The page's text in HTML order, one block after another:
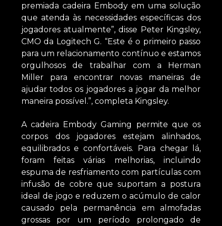
premiada cadeira Embody em uma solução
que atenda às necessidades específicas dos
jogadores atualmente”, disse Peter Kingsley,
CMO da Logitech G. “Este é o primeiro passo
para um relacionamento contínuo e estamos
orgulhosos de trabalhar com a Herman
Miller para encontrar novas maneiras de
ajudar todos os jogadores a jogar da melhor
maneira possível.”, completa Kingsley.
A cadeira Embody Gaming permite que os
corpos dos jogadores estejam alinhados,
equilibrados e confortáveis. Para chegar lá,
foram feitas várias melhorias, incluindo
espuma de resfriamento com partículas com
infusão de cobre que suportam a postura
ideal de jogo e reduzem o acúmulo de calor
causado pela permanência em almofadas
grossas por um período prolongado de